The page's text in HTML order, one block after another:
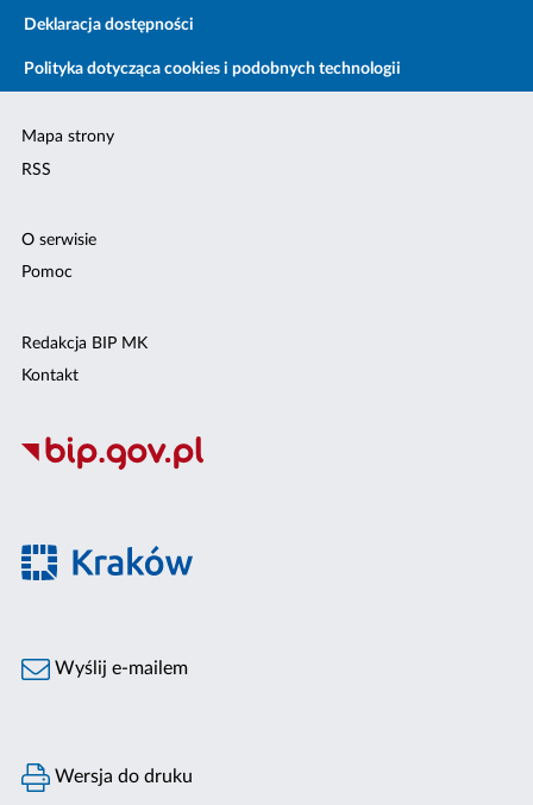
Deklaracja dostępności
Polityka dotycząca cookies i podobnych technologii
Mapa strony
RSS
O serwisie
Pomoc
Redakcja BIP MK
Kontakt
Wyślij e-mailem
Wersja do druku